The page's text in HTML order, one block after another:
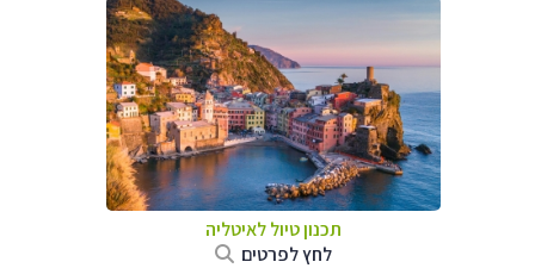
תכנון טיול לאיטליה
לחץ לפרטים